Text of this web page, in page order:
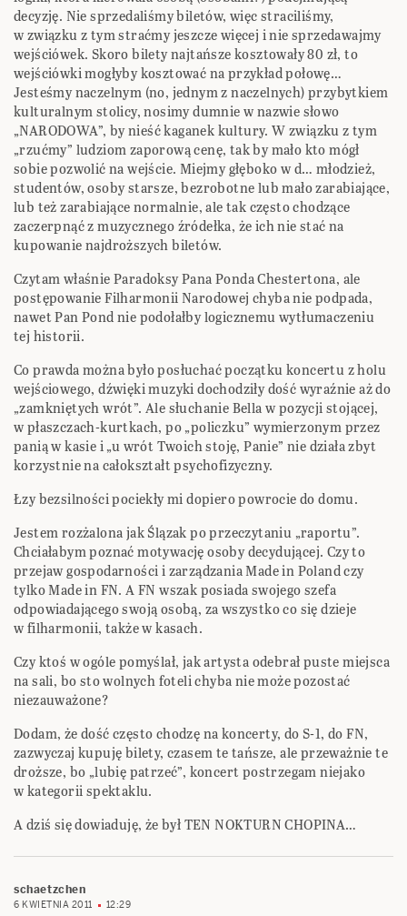
decyzję. Nie sprzedaliśmy biletów, więc straciliśmy,
w związku z tym straćmy jeszcze więcej i nie sprzedawajmy
wejściówek. Skoro bilety najtańsze kosztowały 80 zł, to
wejściówki mogłyby kosztować na przykład połowę…
Jesteśmy naczelnym (no, jednym z naczelnych) przybytkiem
kulturalnym stolicy, nosimy dumnie w nazwie słowo
„NARODOWA”, by nieść kaganek kultury. W związku z tym
„rzućmy” ludziom zaporową cenę, tak by mało kto mógł
sobie pozwolić na wejście. Miejmy głęboko w d… młodzież,
studentów, osoby starsze, bezrobotne lub mało zarabiające,
lub też zarabiające normalnie, ale tak często chodzące
zaczerpnąć z muzycznego źródełka, że ich nie stać na
kupowanie najdroższych biletów.
Czytam właśnie Paradoksy Pana Ponda Chestertona, ale
postępowanie Filharmonii Narodowej chyba nie podpada,
nawet Pan Pond nie podołałby logicznemu wytłumaczeniu
tej historii.
Co prawda można było posłuchać początku koncertu z holu
wejściowego, dźwięki muzyki dochodziły dość wyraźnie aż do
„zamkniętych wrót”. Ale słuchanie Bella w pozycji stojącej,
w płaszczach-kurtkach, po „policzku” wymierzonym przez
panią w kasie i „u wrót Twoich stoję, Panie” nie działa zbyt
korzystnie na całokształt psychofizyczny.
Łzy bezsilności pociekły mi dopiero powrocie do domu.
Jestem rozżalona jak Ślązak po przeczytaniu „raportu”.
Chciałabym poznać motywację osoby decydującej. Czy to
przejaw gospodarności i zarządzania Made in Poland czy
tylko Made in FN. A FN wszak posiada swojego szefa
odpowiadającego swoją osobą, za wszystko co się dzieje
w filharmonii, także w kasach.
Czy ktoś w ogóle pomyślał, jak artysta odebrał puste miejsca
na sali, bo sto wolnych foteli chyba nie może pozostać
niezauważone?
Dodam, że dość często chodzę na koncerty, do S-1, do FN,
zazwyczaj kupuję bilety, czasem te tańsze, ale przeważnie te
droższe, bo „lubię patrzeć”, koncert postrzegam niejako
w kategorii spektaklu.
A dziś się dowiaduję, że był TEN NOKTURN CHOPINA…
schaetzchen
6 KWIETNIA 2011 12:29